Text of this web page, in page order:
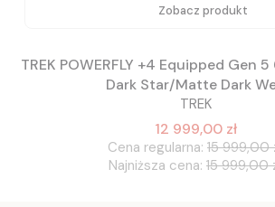
Zobacz produkt
TREK POWERFLY +4 Equipped Gen
Dark Star/Matte Dark
TREK
12 999,00 zł
Cena regularna: 15 999,00
Najniższa cena: 15 999,00